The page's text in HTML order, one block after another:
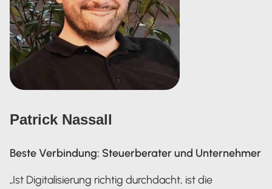
Patrick Nassall
Beste Verbindung: Steuerberater und Unternehmer
„Ist Digitalisierung richtig durchdacht, ist die